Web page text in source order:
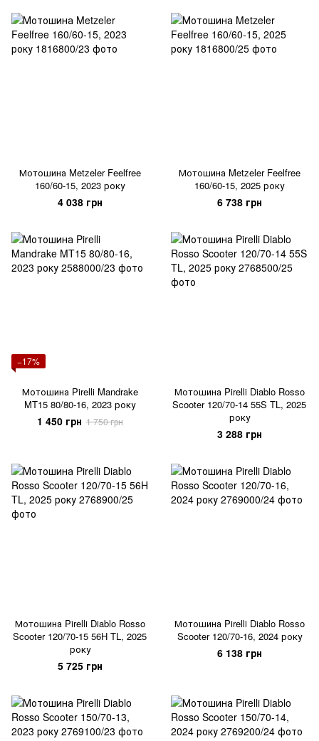
Мотошина Metzeler Feelfree
160/60-15, 2023 року
4 038 грн
Мотошина Metzeler Feelfree
160/60-15, 2025 року
6 738 грн
−17%
Мотошина Pirelli Mandrake
MT15 80/80-16, 2023 року
1 450 грн 1 750 грн
Мотошина Pirelli Diablo Rosso
Scooter 120/70-14 55S TL, 2025
року
3 288 грн
Мотошина Pirelli Diablo Rosso
Scooter 120/70-15 56H TL, 2025
року
5 725 грн
Мотошина Pirelli Diablo Rosso
Scooter 120/70-16, 2024 року
6 138 грн